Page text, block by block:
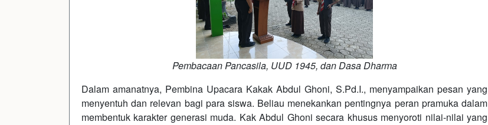
Pembacaan Pancasila, UUD 1945, dan Dasa Dharma
Dalam amanatnya, Pembina Upacara Kakak Abdul Ghoni, S.Pd.I., menyampaikan pesan yang
menyentuh dan relevan bagi para siswa. Beliau menekankan pentingnya peran pramuka dalam
membentuk karakter generasi muda. Kak Abdul Ghoni secara khusus menyoroti nilai-nilai yang